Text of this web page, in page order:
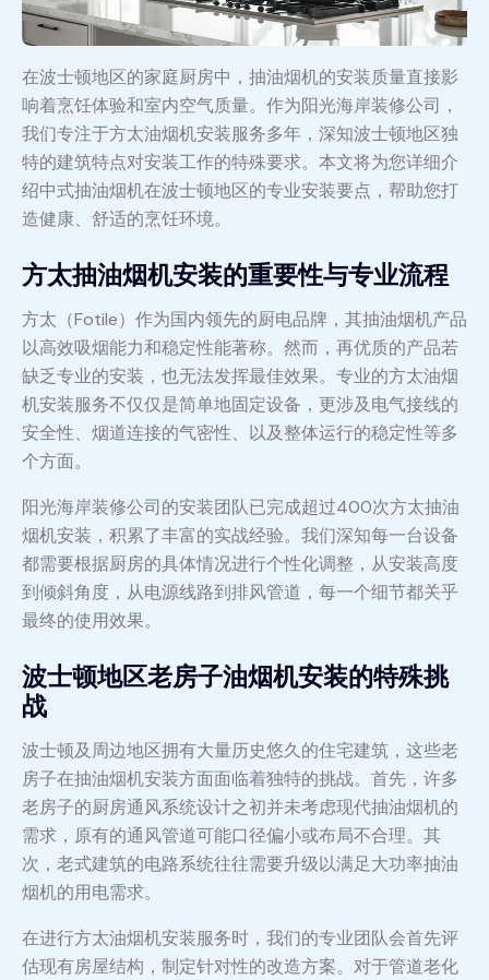
在波士顿地区的家庭厨房中，抽油烟机的安装质量直接影
响着烹饪体验和室内空气质量。作为阳光海岸装修公司，
我们专注于方太油烟机安装服务多年，深知波士顿地区独
特的建筑特点对安装工作的特殊要求。本文将为您详细介
绍中式抽油烟机在波士顿地区的专业安装要点，帮助您打
造健康、舒适的烹饪环境。
方太抽油烟机安装的重要性与专业流程
方太（Fotile）作为国内领先的厨电品牌，其抽油烟机产品
以高效吸烟能力和稳定性能著称。然而，再优质的产品若
缺乏专业的安装，也无法发挥最佳效果。专业的方太油烟
机安装服务不仅仅是简单地固定设备，更涉及电气接线的
安全性、烟道连接的气密性、以及整体运行的稳定性等多
个方面。
阳光海岸装修公司的安装团队已完成超过400次方太抽油
烟机安装，积累了丰富的实战经验。我们深知每一台设备
都需要根据厨房的具体情况进行个性化调整，从安装高度
到倾斜角度，从电源线路到排风管道，每一个细节都关乎
最终的使用效果。
波士顿地区老房子油烟机安装的特殊挑
战
波士顿及周边地区拥有大量历史悠久的住宅建筑，这些老
房子在抽油烟机安装方面面临着独特的挑战。首先，许多
老房子的厨房通风系统设计之初并未考虑现代抽油烟机的
需求，原有的通风管道可能口径偏小或布局不合理。其
次，老式建筑的电路系统往往需要升级以满足大功率抽油
烟机的用电需求。
在进行方太油烟机安装服务时，我们的专业团队会首先评
估现有房屋结构，制定针对性的改造方案。对于管道老化